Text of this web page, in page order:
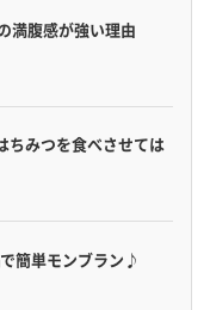
満腹感が強い理由
ちみつを食べさせては
簡単モンブラン♪